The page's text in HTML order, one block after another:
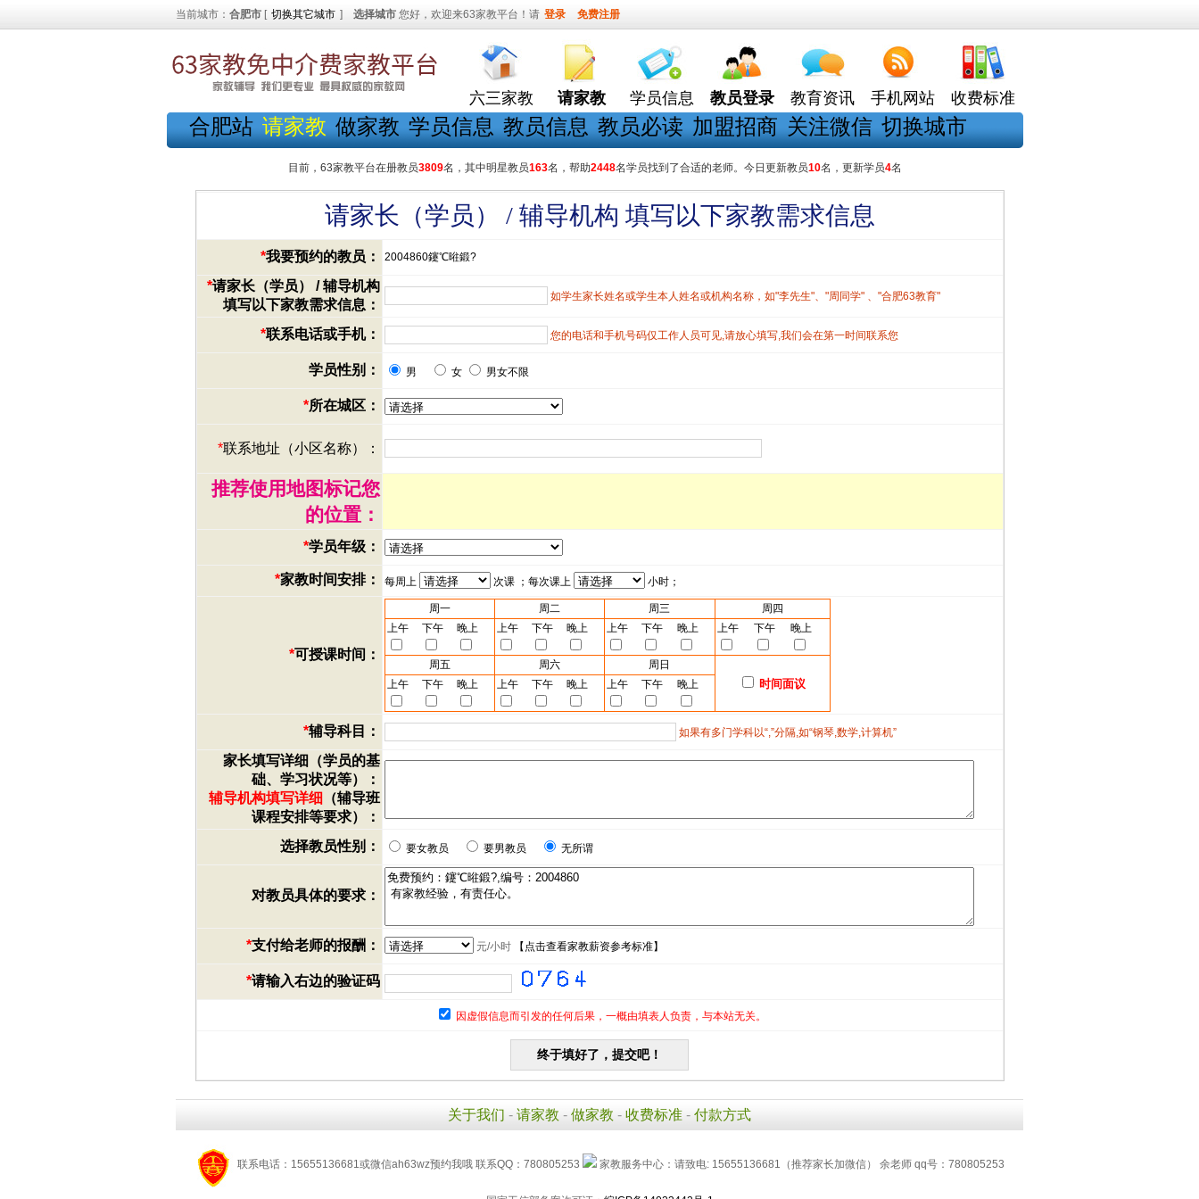
当前城市： 合肥市 [ 切换其它城市 ] 选择城市 您好，欢迎来63家教平台！请 登录 免费注册
六三家教 请家教 学员信息 教员登录 教育资讯 手机网站 收费标准
合肥站 请家教 做家教 学员信息 教员信息 教员必读 加盟招商 关注微信 切换城市
目前，63家教平台在册教员3809名，其中明星教员163名，帮助2448名学员找到了合适的老师。今日更新教员10名，更新学员4名
请家长（学员） / 辅导机构 填写以下家教需求信息
*我要预约的教员： 2004860鑳℃暀鍛?
*请家长（学员） / 辅导机构
填写以下家教需求信息：
如学生家长姓名或学生本人姓名或机构名称，如"李先生"、"周同学" 、"合肥63教育"
*联系电话或手机： 您的电话和手机号码仅工作人员可见,请放心填写,我们会在第一时间联系您
学员性别： 男 女 男女不限
*所在城区：
*联系地址（小区名称）：
推荐使用地图标记您
的位置：
*学员年级：
*家教时间安排： 每周上 次课 ；每次课上 小时；
*可授课时间：
周一 周二 周三
周四
上午
下午 晚上 上午 下午 晚上 上午 下午 晚上 上午 下午 晚上
周五 周六 周日
时间面议
上午 下午 晚上 上午 下午 晚上 上午 下午 晚上
*辅导科目： 如果有多门学科以“,”分隔,如“钢琴,数学,计算机”
家长填写详细（学员的基
础、学习状况等）：
辅导机构填写详细 （辅导班
课程安排等要求）：
选择教员性别：
要女教员 要男教员 无所谓
对教员具体的要求：
*支付给老师的报酬： 元/小时【 点击查看家教薪资参考标准】
*请输入右边的验证码
因虚假信息而引发的任何后果，一概由填表人负责，与本站无关。
关于我们 - 请家教 - 做家教 - 收费标准 - 付款方式
联系电话：15655136681或微信ah63wz预约我哦 联系QQ：780805253 家教服务中心：请致电: 15655136681（推荐家长加微信） 余老师 qq号：780805253